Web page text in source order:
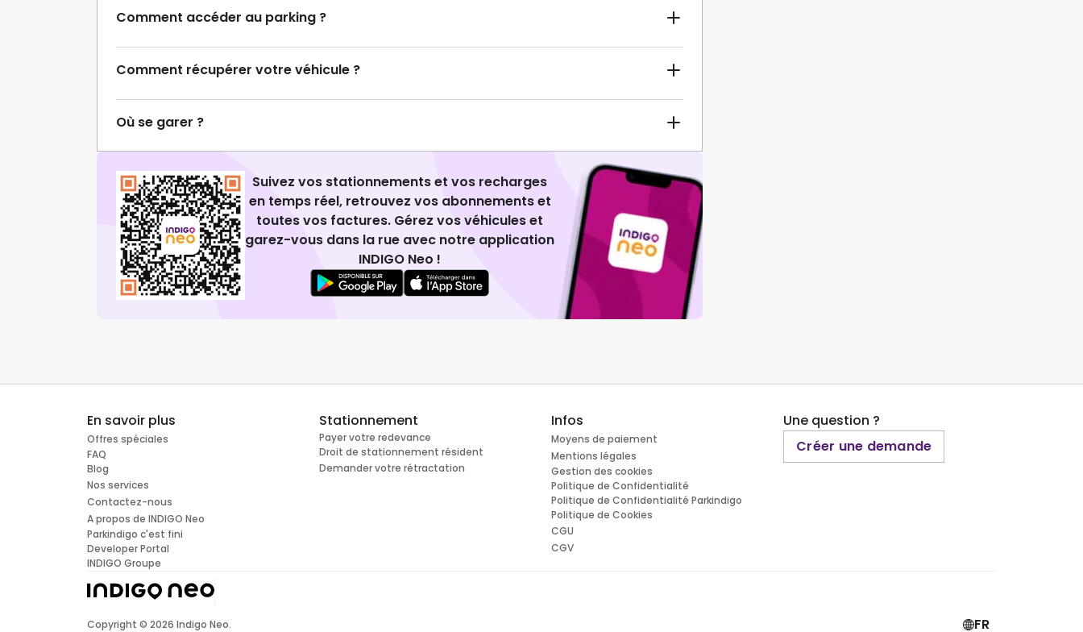
Comment accéder au parking ?
Comment récupérer votre véhicule ?
Où se garer ?
Suivez vos stationnements et vos recharges
en temps réel, retrouvez vos abonnements et
toutes vos factures. Gérez vos véhicules et
garez-vous dans la rue avec notre application
INDIGO Neo !
En savoir plus
Offres spéciales
FAQ
Blog
Nos services
Contactez-nous
A propos de INDIGO Neo
Parkindigo c'est fini
Developer Portal
INDIGO Groupe
Stationnement
Payer votre redevance
Droit de stationnement résident
Demander votre rétractation
Infos
Moyens de paiement
Mentions légales
Gestion des cookies
Politique de Confidentialité
Politique de Confidentialité Parkindigo
Politique de Cookies
CGU
CGV
Une question ?
Créer une demande
Copyright © 2026 Indigo Neo. FR